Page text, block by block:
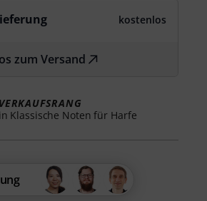
kostenlos
zum Versand
VERKAUFSRANG
in Klassische Noten für Harfe